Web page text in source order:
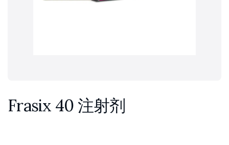
Frasix 40 注射剂